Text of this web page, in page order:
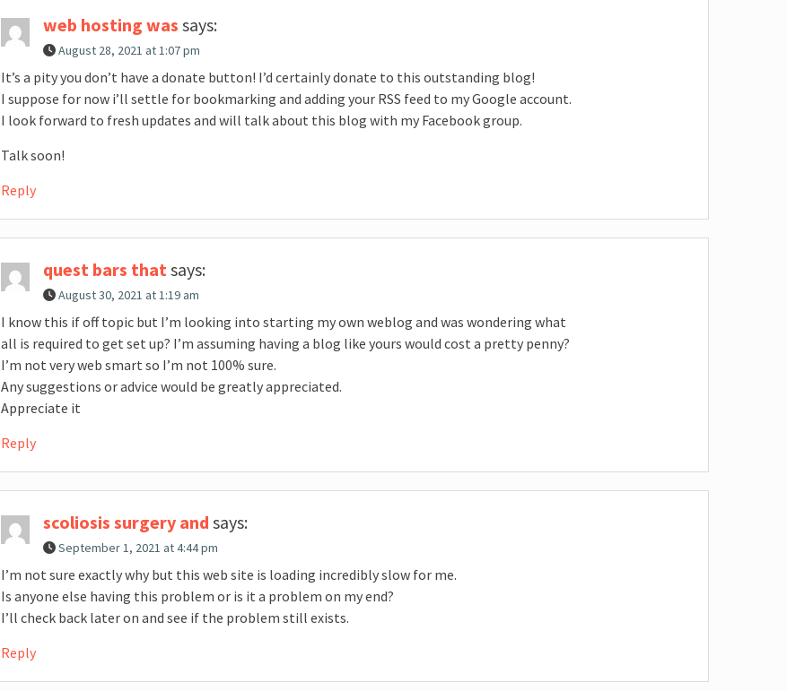
web hosting was says:
August 28, 2021 at 1:07 pm
It’s a pity you don’t have a donate button! I’d certainly donate to this outstanding blog!
I suppose for now i’ll settle for bookmarking and adding your RSS feed to my Google account.
I look forward to fresh updates and will talk about this blog with my Facebook group.
Talk soon!
Reply
quest bars thatsays:
August 30, 2021 at 1:19 am
I know this if off topic but I’m looking into starting my own weblog and was wondering what
all is required to get set up? I’m assuming having a blog like yours would cost a pretty penny?
I’m not very web smart so I’m not 100% sure.
Any suggestions or advice would be greatly appreciated.
Appreciate it
Reply
scoliosis surgery and says:
September 1, 2021 at 4:44 pm
I’m not sure exactly why but this web site is loading incredibly slow for me.
Is anyone else having this problem or is it a problem on my end?
I’ll check back later on and see if the problem still exists.
Reply